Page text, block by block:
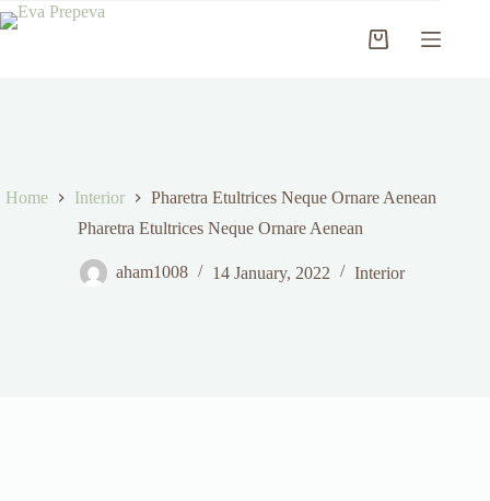
Skip
to
Shopping
Home Interior
Pharetra Etultrices Neque Ornare Aenean
Pharetra Etultrices Neque Ornare Aenean
aham1008 14 January, 2022 Interior